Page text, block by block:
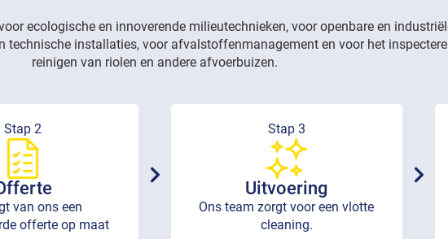
ecologische en innoverende milieutechnieken, voor openbare en
technische installaties, voor afvalstoffenmanagement en voor het
reinigen van riolen en andere afvoerbuizen.
Stap 2
van ons een
offerte op maat
Stap 3
Uitvoering
Ons team zorgt voor een vlotte
cleaning.